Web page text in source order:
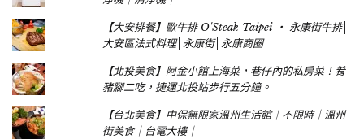
【大安排餐】歐牛排 O'Steak Taipei ‧ 永康街牛排│
大安區法式料理│永康街│永康商圈│
【北投美食】阿金小館上海菜，巷仔內的私房菜！肴
豬腳二吃，捷運北投站步行五分鐘。
【台北美食】中保無限家溫州生活館｜不限時｜溫州
街美食｜台電大樓｜